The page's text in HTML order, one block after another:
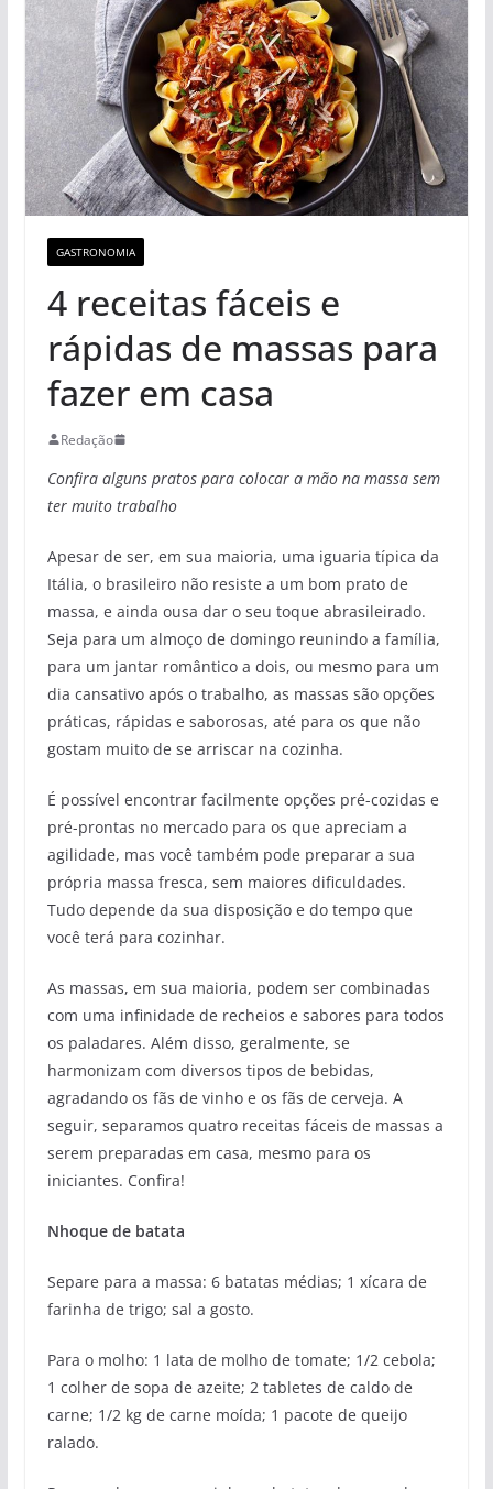
GASTRONOMIA
4 receitas fáceis e
rápidas de massas para
fazer em casa
Redação
Confira alguns pratos para colocar a mão na massa sem
ter muito trabalho
Apesar de ser, em sua maioria, uma iguaria típica da
Itália, o brasileiro não resiste a um bom prato de
massa, e ainda ousa dar o seu toque abrasileirado.
Seja para um almoço de domingo reunindo a família,
para um jantar romântico a dois, ou mesmo para um
dia cansativo após o trabalho, as massas são opções
práticas, rápidas e saborosas, até para os que não
gostam muito de se arriscar na cozinha.
É possível encontrar facilmente opções pré-cozidas e
pré-prontas no mercado para os que apreciam a
agilidade, mas você também pode preparar a sua
própria massa fresca, sem maiores dificuldades.
Tudo depende da sua disposição e do tempo que
você terá para cozinhar.
As massas, em sua maioria, podem ser combinadas
com uma infinidade de recheios e sabores para todos
os paladares. Além disso, geralmente, se
harmonizam com diversos tipos de bebidas,
agradando os fãs de vinho e os fãs de cerveja. A
seguir, separamos quatro receitas fáceis de massas a
serem preparadas em casa, mesmo para os
iniciantes. Confira!
Nhoque de batata
Separe para a massa: 6 batatas médias; 1 xícara de
farinha de trigo; sal a gosto.
Para o molho: 1 lata de molho de tomate; 1/2 cebola;
1 colher de sopa de azeite; 2 tabletes de caldo de
carne; 1/2 kg de carne moída; 1 pacote de queijo
ralado.